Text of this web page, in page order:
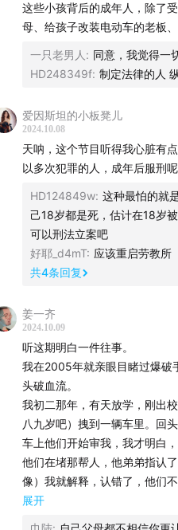
@猛哥天才捕手
这些小孩背后的成年人，除了
母、给孩子改装电动车的老板
一只老男人 : 同意，我觉得一
HD248349f: 制定法律的人
爱因斯坦的小板凳儿
2024.10.08
天呐，这个节目听得我心脏有
以多次犯罪的人，成年后服刑呢
HD124849w: 这种最怕的就
己18岁都是死，估计在18岁
可以刑法立案吧
好耶_d4mT: 应该重启劳教所
共4条回复
姜一齐
2024.10.09
听这期明白一件往事。
我在2005年就亲眼目睹过爆破
头破血流。
我初二那年，有天放学，刚出
八九岁吧）拽到一辆车里。回
车上他们开始审我，我才明白
他们在堵那帮人，他弟弟指认
像）我就解释，认错了，他们不
两辆车七八个人，把我带到郊
展开